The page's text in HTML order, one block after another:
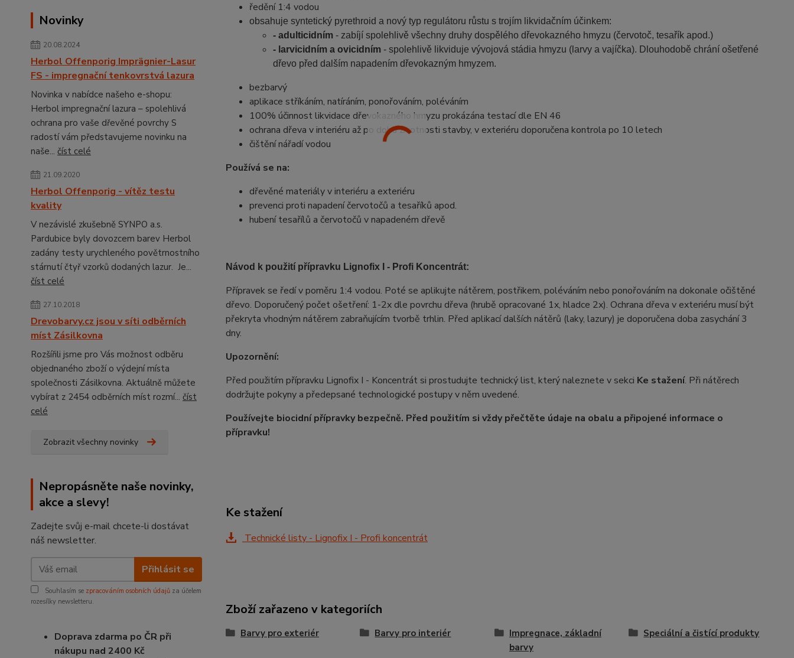
Novinky
20.08.2024
Herbol Offenporig Imprägnier-Lasur
FS - impregnační tenkovrstvá lazura
Novinka v nabídce našeho e-shopu:
Herbol impregnační lazura – spolehlivá
ochrana pro vaše dřevěné povrchy S
radostí vám představujeme novinku na
naše... číst celé
21.09.2020
Herbol Offenporig - vítěz testu
kvality
V nezávislé zkušebně SYNPO a.s.
Pardubice byly dovozcem barev Herbol
zadány testy urychleného povětrnostního
stárnutí čtyř vzorků dodaných lazur. Je...
číst celé
27.10.2018
Drevobarvy.cz jsou v síti odběrních
míst Zásilkovna
Rozšířili jsme pro Vás možnost odběru
objednaného zboží o výdejní místa
společnosti Zásilkovna. Aktuálně můžete
vybírat z 2454 odběrních míst rozmí... číst
celé
Zobrazit všechny novinky
Nepropásněte naše novinky,
akce a slevy!
Zadejte svůj e-mail chcete-li dostávat
náš newsletter.
Přihlásit se
Souhlasím se zpracováním osobních údajů za účelem
rozesílky newsletteru.
Doprava zdarma po ČR při
nákupu nad 2400 Kč
ředění 1:4 vodou
obsahuje syntetický pyrethroid a nový typ regulátoru růstu s trojím likvidačním účinkem:
- adulticidním - zabíjí spolehlivě všechny druhy dospělého dřevokazného hmyzu (červotoč, tesařík apod.)
- larvicidním a ovicidním - spolehlivě likviduje vývojová stádia hmyzu (larvy a vajíčka). Dlouhodobě chrání ošetřené
dřevo před dalším napadením dřevokazným hmyzem.
bezbarvý
aplikace stříkáním, natíráním, ponořováním, poléváním
100% účinnost likvidace dřevokazného hmyzu prokázána testací dle EN 46
ochrana dřeva v interiéru až po dobu životnosti stavby, v exteriéru doporučena kontrola po 10 letech
čištění nářadí vodou
Používá se na:
dřevěné materiály v interiéru a exteriéru
prevenci proti napadení červotočů a tesaříků apod.
hubení tesařílů a červotočů v napadeném dřevě
Návod k použití přípravku Lignofix I - Profi Koncentrát:
Přípravek se ředí v poměru 1:4 vodou. Poté se aplikujte nátěrem, postřikem, poléváním nebo ponořováním na dokonale očištěné
dřevo. Doporučený počet ošetření: 1-2x dle povrchu dřeva (hrubě opracované 1x, hladce 2x). Ochrana dřeva v exteriéru musí být
překryta vhodným nátěrem zabraňujícím tvorbě trhlin. Před aplikací dalších nátěrů (laky, lazury) je doporučena doba zasychání 3
dny.
Upozornění:
Před použitím přípravku Lignofix I - Koncentrát si prostudujte technický list, který naleznete v sekci Ke stažení. Při nátěrech
dodržujte pokyny a předepsané technologické postupy v něm uvedené.
Používejte biocidní přípravky bezpečně. Před použitím si vždy přečtěte údaje na obalu a připojené informace o
přípravku!
Ke stažení
Technické listy - Lignofix I - Profi koncentrát
Zboží zařazeno v kategoriích
Barvy pro exteriér Barvy pro interiér
Impregnace, základní
barvy
Speciální a čistící produkty